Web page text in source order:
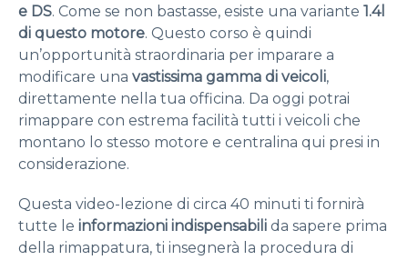
e DS. Come se non bastasse, esiste una variante 1.4l
di questo motore. Questo corso è quindi
un’opportunità straordinaria per imparare a
modificare una vastissima gamma di veicoli,
direttamente nella tua officina. Da oggi potrai
rimappare con estrema facilità tutti i veicoli che
montano lo stesso motore e centralina qui presi in
considerazione.
Questa video-lezione di circa 40 minuti ti fornirà
tutte le informazioni indispensabili da sapere prima
della rimappatura, ti insegnerà la procedura di